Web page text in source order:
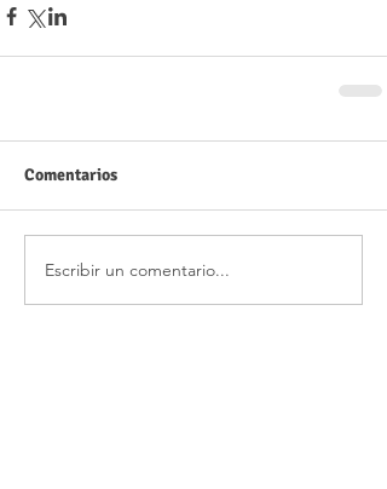
Comentarios
Escribir un comentario...